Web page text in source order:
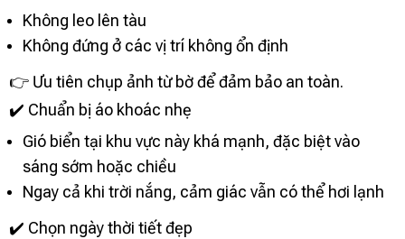
Không leo lên tàu
Không đứng ở các vị trí không ổn định
👉 Ưu tiên chụp ảnh từ bờ để đảm bảo an toàn.
✔️ Chuẩn bị áo khoác nhẹ
Gió biển tại khu vực này khá mạnh, đặc biệt vào
sáng sớm hoặc chiều
Ngay cả khi trời nắng, cảm giác vẫn có thể hơi lạnh
✔️ Chọn ngày thời tiết đẹp